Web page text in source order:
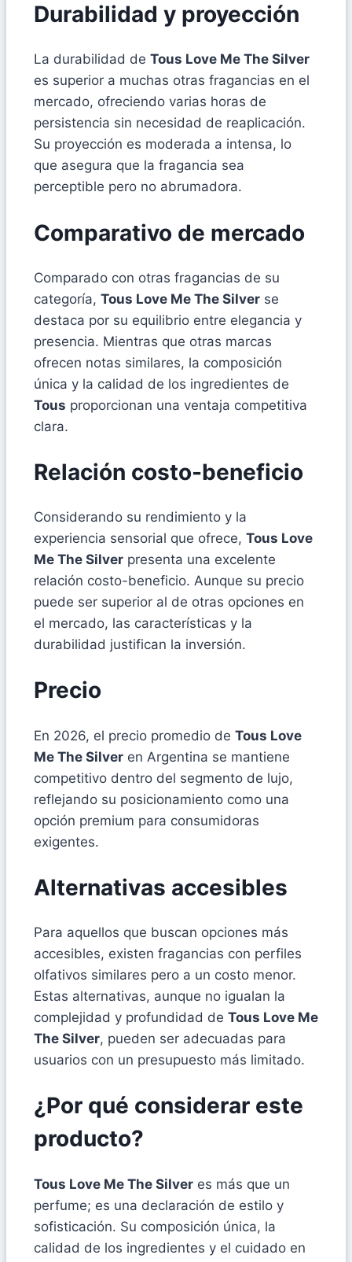
Durabilidad y proyección
La durabilidad de Tous Love Me The Silver
es superior a muchas otras fragancias en el
mercado, ofreciendo varias horas de
persistencia sin necesidad de reaplicación.
Su proyección es moderada a intensa, lo
que asegura que la fragancia sea
perceptible pero no abrumadora.
Comparativo de mercado
Comparado con otras fragancias de su
categoría, Tous Love Me The Silver se
destaca por su equilibrio entre elegancia y
presencia. Mientras que otras marcas
ofrecen notas similares, la composición
única y la calidad de los ingredientes de
Tous proporcionan una ventaja competitiva
clara.
Relación costo-beneficio
Considerando su rendimiento y la
experiencia sensorial que ofrece, Tous Love
Me The Silver presenta una excelente
relación costo-beneficio. Aunque su precio
puede ser superior al de otras opciones en
el mercado, las características y la
durabilidad justifican la inversión.
Precio
En 2026, el precio promedio de Tous Love
Me The Silver en Argentina se mantiene
competitivo dentro del segmento de lujo,
reflejando su posicionamiento como una
opción premium para consumidoras
exigentes.
Alternativas accesibles
Para aquellos que buscan opciones más
accesibles, existen fragancias con perfiles
olfativos similares pero a un costo menor.
Estas alternativas, aunque no igualan la
complejidad y profundidad de Tous Love Me
The Silver, pueden ser adecuadas para
usuarios con un presupuesto más limitado.
¿Por qué considerar este
producto?
Tous Love Me The Silver es más que un
perfume; es una declaración de estilo y
sofisticación. Su composición única, la
calidad de los ingredientes y el cuidado en